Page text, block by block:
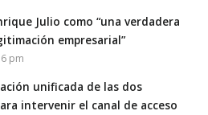
Julio como “una verdadera
empresarial”
pm
unificada de las dos
intervenir el canal de acceso